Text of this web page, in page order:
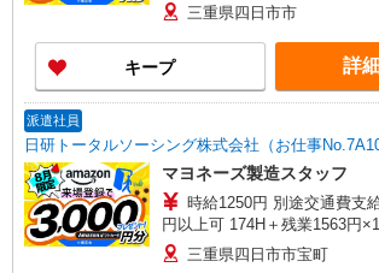
×48H三重県四日市市
キープ 詳
派遣社員
日研トータルソーシング株式会社（お仕事
マヨネーズ製造スタッフ
時給1250円 別途交通費支
円以上可 174H＋残業1563円
×20H三重県四日市市宝町